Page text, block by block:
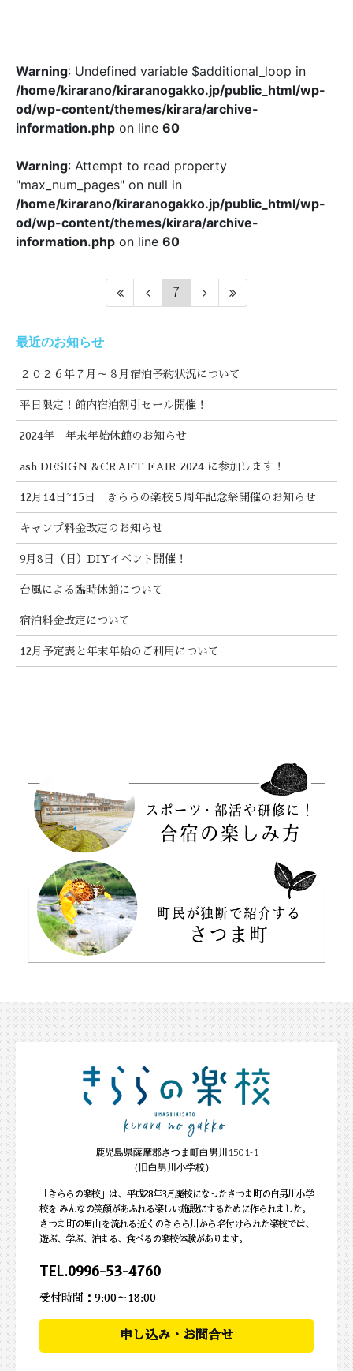
Warning: Undefined variable $additional_loop in
/home/kirarano/kiraranogakko.jp/public_html/wp-
od/wp-content/themes/kirara/archive-
information.php on line 60
Warning: Attempt to read property
"max_num_pages" on null in
/home/kirarano/kiraranogakko.jp/public_html/wp-
od/wp-content/themes/kirara/archive-
information.php on line 60
7
最近のお知らせ
２０２６年７月～８月宿泊予約状況について
平日限定！館内宿泊割引セール開催！
2024年 年末年始休館のお知らせ
ash DESIGN &CRAFT FAIR 2024 に参加します！
12月14日~15日 きららの楽校５周年記念祭開催のお知らせ
キャンプ料金改定のお知らせ
9月8日（日）DIYイベント開催！
台風による臨時休館について
宿泊料金改定について
12月予定表と年末年始のご利用について
鹿児島県薩摩郡さつま町白男川1501-1
（旧白男川小学校）
「きららの楽校」は、平成28年3月廃校になったさつま町の白男川小学
校を みんなの笑顔があふれる楽しい施設にするために作られました。
さつま町の里山を流れる近くのきらら川から名付けられた楽校では、
遊ぶ、学ぶ、泊まる、食べるの楽校体験があります。
TEL.0996-53-4760
受付時間：9:00～18:00
申し込み・お問合せ